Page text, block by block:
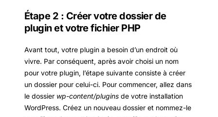
Étape 2 : Créer votre dossier de
plugin et votre fichier PHP
Avant tout, votre plugin a besoin d’un endroit où
vivre. Par conséquent, après avoir choisi un nom
pour votre plugin, l’étape suivante consiste à créer
un dossier pour celui-ci. Pour commencer, allez dans
le dossier wp-content/plugins de votre installation
WordPress. Créez un nouveau dossier et nommez-le